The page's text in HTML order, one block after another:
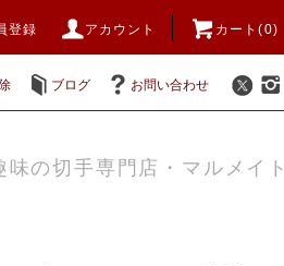
登録 アカウント カート(0)
ブログ お問い合わせ
味の切手専門店・マルメイト